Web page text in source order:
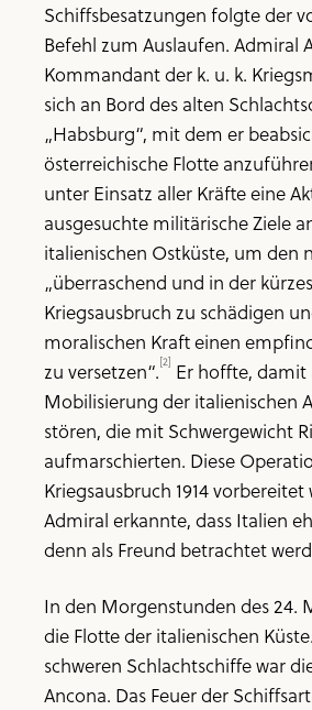
Schiffsbesatzungen folgte der
Befehl zum Auslaufen. Admiral
Kommandant der k. u. k.
sich an Bord des alten
„Habsburg“, mit dem er
österreichische Flotte
unter Einsatz aller Kräfte eine
ausgesuchte militärische Ziele
italienischen Ostküste, um den
„überraschend und in der
Kriegsausbruch zu schädigen
moralischen Kraft einen
zu versetzen“.[2] Er hoffte, damit
Mobilisierung der italienischen
stören, die mit Schwergewicht
aufmarschierten. Diese
Kriegsausbruch 1914
Admiral erkannte, dass Italien
denn als Freund betrachtet
In den Morgenstunden des 24.
die Flotte der italienischen
schweren Schlachtschiffe war
Ancona. Das Feuer der